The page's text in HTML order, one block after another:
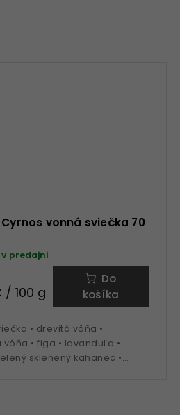
vonná sviečka 70
predajni
/ 100 g
Do
košíka
• drevitá vôňa •
• figa • levanduľa •
sklenený kahanec •